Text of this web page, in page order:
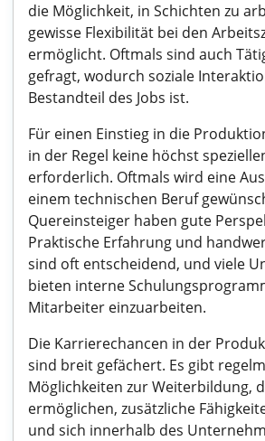
die Möglichkeit, in Schichten zu
gewisse Flexibilität bei den
ermöglicht. Oftmals sind auch
gefragt, wodurch soziale
Bestandteil des Jobs ist.
Für einen Einstieg in die
in der Regel keine höchst
erforderlich. Oftmals wird eine
einem technischen Beruf
Quereinsteiger haben gute
Praktische Erfahrung und
sind oft entscheidend, und viele
bieten interne
Mitarbeiter einzuarbeiten.
Die Karrierechancen in der
sind breit gefächert. Es gibt
Möglichkeiten zur Weiterbildung,
ermöglichen, zusätzliche
und sich innerhalb des